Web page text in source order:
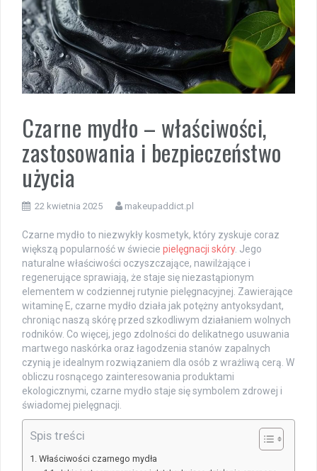
Czarne mydło – właściwości,
zastosowania i bezpieczeństwo
użycia
22 kwietnia 2025 makeupaddict.pl
Czarne mydło to niezwykły kosmetyk, który zyskuje coraz
większą popularność w świecie pielęgnacji skóry. Jego
naturalne właściwości oczyszczające, nawilżające i
regenerujące sprawiają, że staje się niezastąpionym
elementem w codziennej rutynie pielęgnacyjnej. Zawierające
witaminę E, czarne mydło działa jak potężny antyoksydant,
chroniąc naszą skórę przed szkodliwym działaniem wolnych
rodników. Co więcej, jego zdolności do delikatnego usuwania
martwego naskórka oraz łagodzenia stanów zapalnych
czynią je idealnym rozwiązaniem dla osób z wrażliwą cerą. W
obliczu rosnącego zainteresowania produktami
ekologicznymi, czarne mydło staje się symbolem zdrowej i
świadomej pielęgnacji.
Spis treści
Właściwości czarnego mydła